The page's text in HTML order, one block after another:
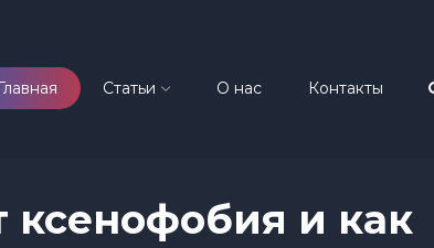
Главная Статьи О нас Контакты
ксенофобия и как